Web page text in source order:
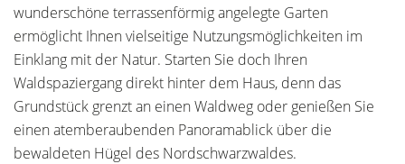
wunderschöne terrassenförmig angelegte Garten
ermöglicht Ihnen vielseitige Nutzungsmöglichkeiten im
Einklang mit der Natur. Starten Sie doch Ihren
Waldspaziergang direkt hinter dem Haus, denn das
Grundstück grenzt an einen Waldweg oder genießen Sie
einen atemberaubenden Panoramablick über die
bewaldeten Hügel des Nordschwarzwaldes.